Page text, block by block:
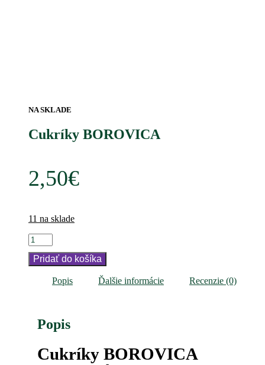
NA SKLADE
Cukríky BOROVICA
2,50€
11 na sklade
množstvo
Cukríky
BOROVICA
Pridať do košíka
Popis Ďalšie informácie Recenzie (0)
Popis
Cukríky BOROVICA